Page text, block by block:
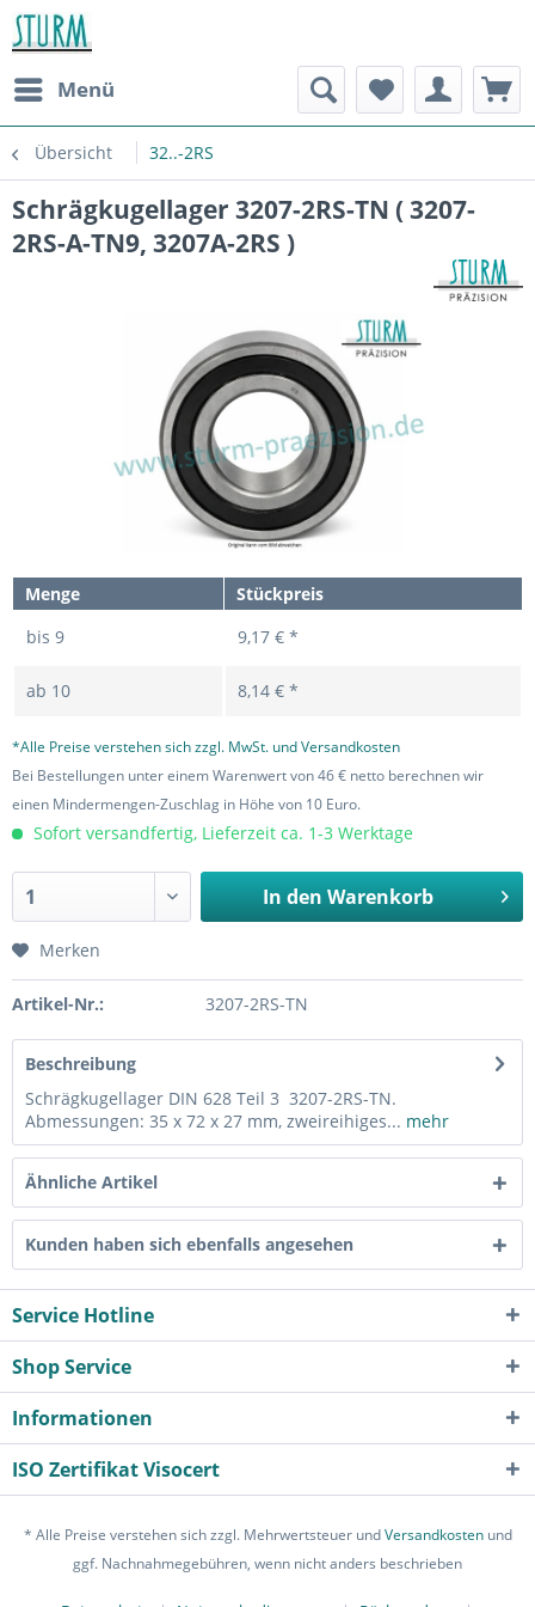
Menü
Übersicht 32..-2RS
Schrägkugellager 3207-2RS-TN ( 3207-
2RS-A-TN9, 3207A-2RS )
Menge
Stückpreis
bis 9 9,17 € *
ab 10 8,14 € *
*Alle Preise verstehen sich zzgl. MwSt. und Versandkosten
Bei Bestellungen unter einem Warenwert von 46 € netto berechnen wir
einen Mindermengen-Zuschlag in Höhe von 10 Euro.
Sofort versandfertig, Lieferzeit ca. 1-3 Werktage
In den Warenkorb
Merken
Artikel-Nr.: 3207-2RS-TN
Beschreibung
Schrägkugellager DIN 628 Teil 3 3207-2RS-TN.
Abmessungen: 35 x 72 x 27 mm, zweireihiges... mehr
Ähnliche Artikel
Kunden haben sich ebenfalls angesehen
Service Hotline
Shop Service
Informationen
ISO Zertifikat Visocert
* Alle Preise verstehen sich zzgl. Mehrwertsteuer undVersandkostenund
ggf. Nachnahmegebühren, wenn nicht anders beschrieben